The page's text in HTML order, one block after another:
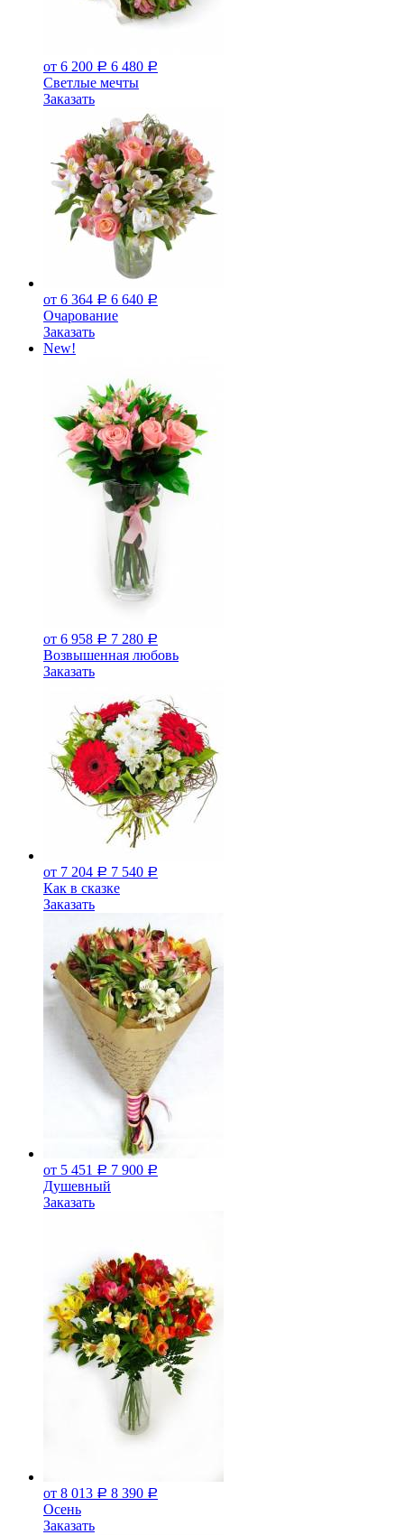
от 6 200 Р 6 480 Р
Светлые мечты
Заказать
от 6 364 Р 6 640 Р
Очарование
Заказать
New!
от 6 958 Р 7 280 Р
Возвышенная любовь
Заказать
от 7 204 Р 7 540 Р
Как в сказке
Заказать
от 5 451 Р 7 900 Р
Душевный
Заказать
от 8 013 Р 8 390 Р
Осень
Заказать